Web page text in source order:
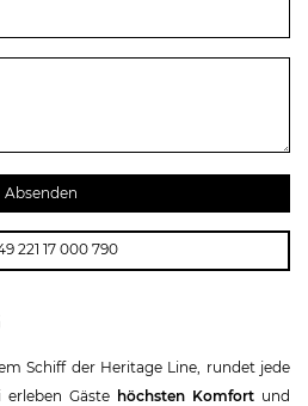
221 17 000 790
Schiff der Heritage Line, rundet jede
erleben Gäste höchsten Komfort und